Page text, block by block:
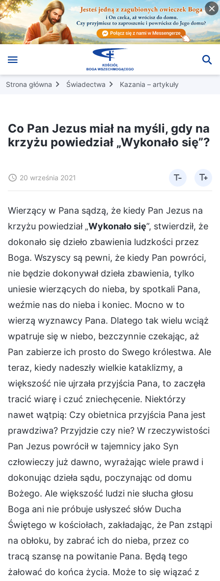
Strona główna Świadectwa Kazania – artykuły
Co Pan Jezus miał na myśli, gdy na
krzyżu powiedział „Wykonało się”?
20 września 2021
Wierzący w Pana sądzą, że kiedy Pan Jezus na
krzyżu powiedział „Wykonało się”, stwierdził, że
dokonało się dzieło zbawienia ludzkości przez
Boga. Wszyscy są pewni, że kiedy Pan powróci,
nie będzie dokonywał dzieła zbawienia, tylko
uniesie wierzących do nieba, by spotkali Pana,
weźmie nas do nieba i koniec. Mocno w to
wierzą wyznawcy Pana. Dlatego tak wielu wciąż
wpatruje się w niebo, bezczynnie czekając, aż
Pan zabierze ich prosto do Swego królestwa. Ale
teraz, kiedy nadeszły wielkie kataklizmy, a
większość nie ujrzała przyjścia Pana, to zaczęła
tracić wiarę i czuć zniechęcenie. Niektórzy
nawet wątpią: Czy obietnica przyjścia Pana jest
prawdziwa? Przyjdzie czy nie? W rzeczywistości
Pan Jezus powrócił w tajemnicy jako Syn
człowieczy już dawno, wyrażając wiele prawd i
dokonując dzieła sądu, poczynając od domu
Bożego. Ale większość ludzi nie słucha głosu
Boga ani nie próbuje usłyszeć słów Ducha
Świętego w kościołach, zakładając, że Pan zstąpi
na obłoku, by zabrać ich do nieba, przez co
tracą szansę na powitanie Pana. Będą tego
żałować do końca życia. Może to się wiązać z